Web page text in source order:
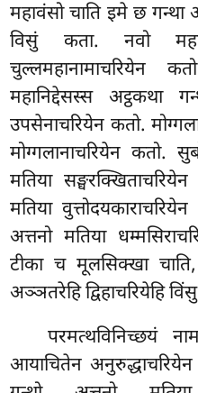
महावंसो चाति इमे छ गन्था
विसुं कता. नवो
चुल्लमहानामाचरियेन
महानिद्देसस्स अट्ठकथा
उपसेनाचरियेन कतो.
मोग्गलानाचरियेन कतो.
मतिया
मतिया
अत्तनो मतिया
टीका च मूलसिक्खा
अञ्ञतरेहि द्विहाचरियेहि
परमत्थविनिच्छयं
आयाचितेन